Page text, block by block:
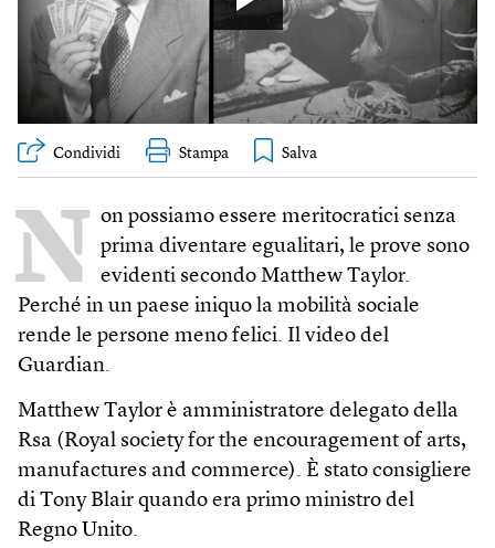
Condividi Stampa
N on possiamo essere meritocratici senza
prima diventare egualitari, le prove sono
evidenti secondo Matthew Taylor.
Perché in un paese iniquo la mobilità sociale
rende le persone meno felici. Il video del
Guardian.
Matthew Taylor è amministratore delegato della
Rsa (Royal society for the encouragement of arts,
manufactures and commerce). È stato consigliere
di Tony Blair quando era primo ministro del
Regno Unito.